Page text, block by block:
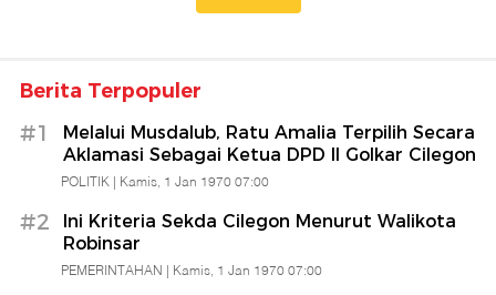
Berita Terpopuler
#1
Melalui Musdalub, Ratu Amalia Terpilih Secara
Aklamasi Sebagai Ketua DPD II Golkar Cilegon
POLITIK | Kamis, 1 Jan 1970 07:00
#2
Ini Kriteria Sekda Cilegon Menurut Walikota
Robinsar
PEMERINTAHAN | Kamis, 1 Jan 1970 07:00